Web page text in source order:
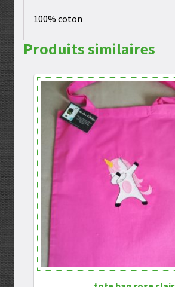
100% coton
Produits similaires